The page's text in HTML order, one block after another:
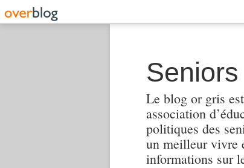
Le blog or gris
association
politiques des
un meilleur vivre
informations sur